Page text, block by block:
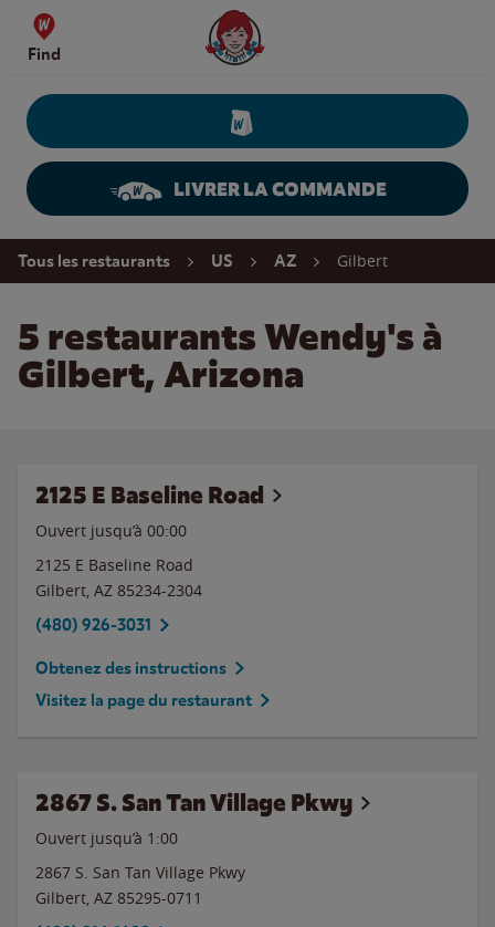
Skip to content
Find
Wendy's Website Home
LIVRER LA COMMANDE
Return to Nav
Tous les restaurants US AZ Gilbert
5 restaurants Wendy's à
Gilbert, Arizona
2125 E Baseline Road
Ouvert jusqu’à 00:00
2125 E Baseline Road
Gilbert, AZ 85234-2304
(480) 926-3031
Obtenez des instructions
Visitez la page du restaurant
2867 S. San Tan Village Pkwy
Ouvert jusqu’à 1:00
2867 S. San Tan Village Pkwy
Gilbert, AZ 85295-0711